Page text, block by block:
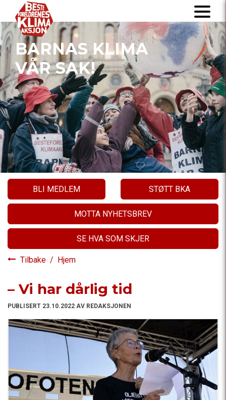
BARNAS KLIMA
VÅR SAK!
BLI MEDLEM STØTT BKA
MOTTA NYHETSBREV
SE HVA SOM SKJER
Tilbake / Hjem
– Vi har dårlig tid
PUBLISERT 23.10.2022 AV REDAKSJONEN